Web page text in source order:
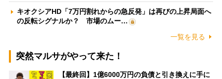
キオクシアHD「7万円割れからの急反発」は再びの上昇局面へ
の反転シグナルか？ 市場のムー…
一覧を見る
突然マルサがやって来た！
【最終回】1億6000万円の負債と引き換えに手に